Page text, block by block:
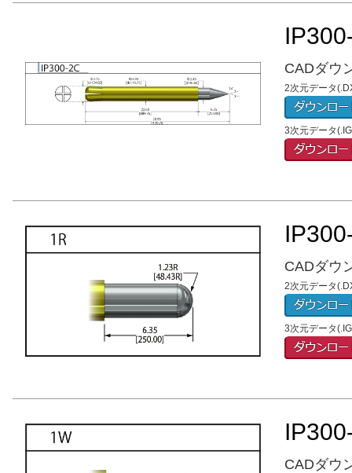
CADダウ
2次元データ
3次元デー
CADダウ
2次元データ
3次元デー
CADダウ